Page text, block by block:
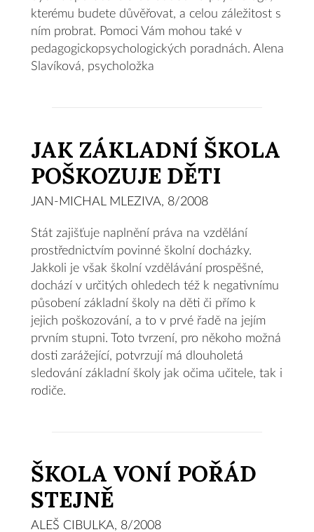
kterému budete důvěřovat, a celou záležitost s
ním probrat. Pomoci Vám mohou také v
pedagogickopsychologických poradnách. Alena
Slavíková, psycholožka
JAK ZÁKLADNÍ ŠKOLA
POŠKOZUJE DĚTI
JAN-MICHAL MLEZIVA, 8/2008
Stát zajišťuje naplnění práva na vzdělání
prostřednictvím povinné školní docházky.
Jakkoli je však školní vzdělávání prospěšné,
dochází v určitých ohledech též k negativnímu
působení základní školy na děti či přímo k
jejich poškozování, a to v prvé řadě na jejím
prvním stupni. Toto tvrzení, pro někoho možná
dosti zarážející, potvrzují má dlouholetá
sledování základní školy jak očima učitele, tak i
rodiče.
ŠKOLA VONÍ POŘÁD
STEJNĚ
ALEŠ CIBULKA, 8/2008